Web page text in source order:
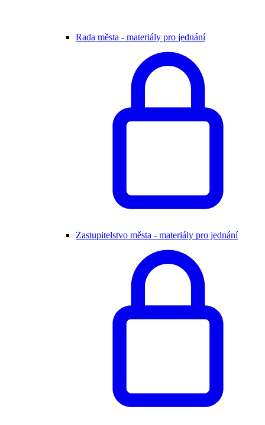
Rada města - materiály pro jednání
Zastupitelstvo města - materiály pro jednání